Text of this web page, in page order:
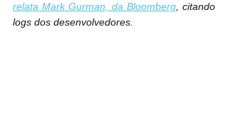
relata Mark Gurman, da Bloomberg , citando
logs dos desenvolvedores.